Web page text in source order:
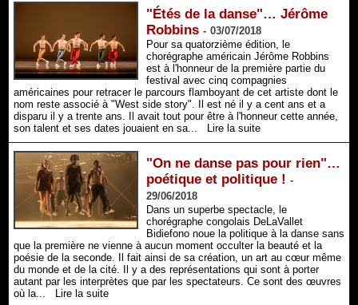
"Étés de la danse"… Jérôme
Robbins - 03/07/2018
Pour sa quatorzième édition, le
chorégraphe américain Jérôme Robbins
est à l'honneur de la première partie du
festival avec cinq compagnies
américaines pour retracer le parcours flamboyant de cet artiste dont le
nom reste associé à "West side story". Il est né il y a cent ans et a
disparu il y a trente ans. Il avait tout pour être à l'honneur cette année,
son talent et ses dates jouaient en sa...
Lire la suite
"On ne danse pas pour rien"…
poétique et politique ! -
29/06/2018
Dans un superbe spectacle, le
chorégraphe congolais DeLaVallet
Bidiefono noue la politique à la danse sans
que la première ne vienne à aucun moment occulter la beauté et la
poésie de la seconde. Il fait ainsi de sa création, un art au cœur même
du monde et de la cité. Il y a des représentations qui sont à porter
autant par les interprètes que par les spectateurs. Ce sont des œuvres
où la...
Lire la suite